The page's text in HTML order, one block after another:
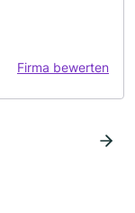
Firma bewerten